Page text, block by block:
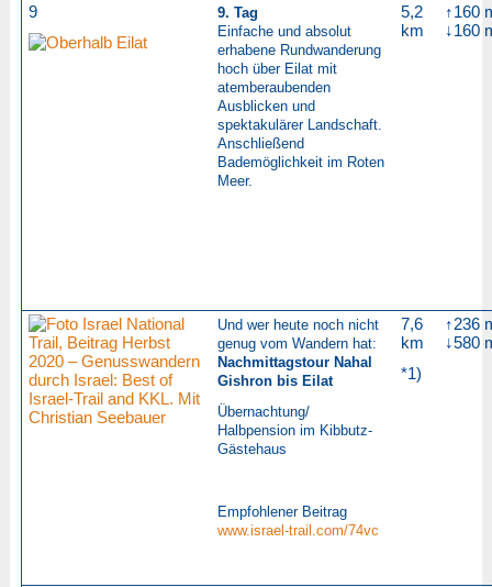
9
9. Tag
Einfache und absolut
erhabene Rundwanderung
hoch über Eilat mit
atemberaubenden
Ausblicken und
spektakulärer Landschaft.
Anschließend
Bademöglichkeit im Roten
Meer.
5,2
km
↑160
↓160
Und wer heute noch nicht
genug vom Wandern hat:
Nachmittagstour Nahal
Gishron bis Eilat
Übernachtung/
Halbpension im Kibbutz-
Gästehaus
Empfohlener Beitrag
www.israel-trail.com/74vc
7,6
km
*1)
↑236
↓580